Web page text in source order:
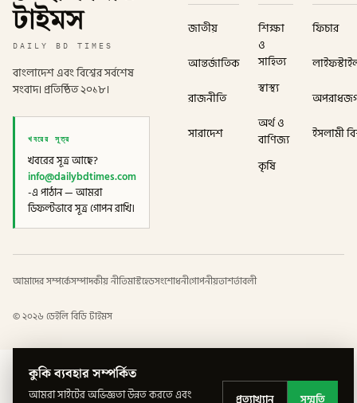
টাইমস
DAILY BD TIMES
বাংলাদেশ এবং বিশ্বের সর্বশেষ
সংবাদ। প্রতিষ্ঠিত ২০১৮।
খবরের সূত্র
খবরের সূত্র আছে?
info@dailybdtimes.com
-এ পাঠান — আমরা
ডিফল্টভাবে সূত্র গোপন রাখি।
জাতীয়
আন্তর্জাতিক
রাজনীতি
সারাদেশ
শিক্ষা
ও
সাহিত্য
স্বাস্থ্য
অর্থ ও
বাণিজ্য
কৃষি
ফিচার
ইসলামী
আমাদের সম্পর্কেসম্পাদকীয় নীতিমাস্টহেডসংশোধনীগোপনীয়তাশর্তাবলী
©২০২৬ ডেইলি বিডি টাইমস
কুকি ব্যবহার সম্পর্কিত
আমরা সাইটের অভিজ্ঞতা উন্নত করতে এবং
প্রত্যাখ্যান সম্মতি